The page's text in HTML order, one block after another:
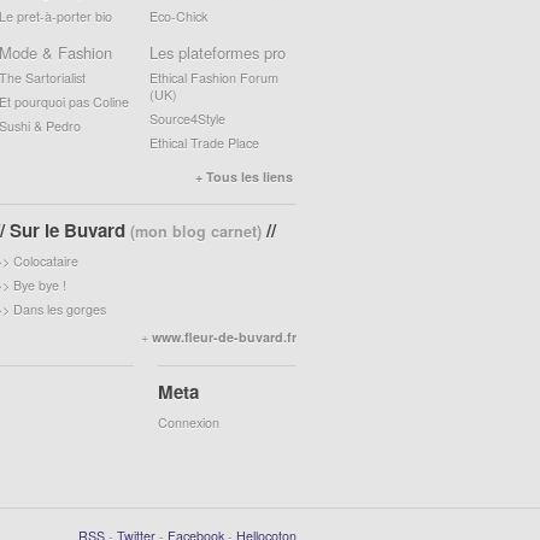
Le pret-à-porter bio
Eco-Chick
Mode & Fashion
The Sartorialist
Et pourquoi pas Coline
Sushi & Pedro
Les plateformes pro
Ethical Fashion Forum
(UK)
Source4Style
Ethical Trade Place
+ Tous les liens
Sur le Buvard (mon blog carnet) //
Colocataire
Bye bye !
Dans les gorges
+ www.fleur-de-buvard.fr
Meta
Connexion
RSS - Twitter - Facebook - Hellocoton